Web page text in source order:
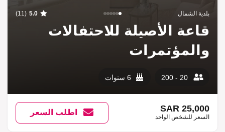
بلدية الشمال 5.0
(11)
قاعة الأصيلة للاحتفالات
والمؤتمرات
20 - 200 6 سنوات
25,000 SAR
السعر للشخص الواحد
اطلب السعر